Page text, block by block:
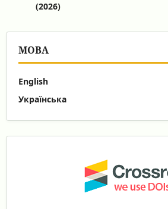
(2026)
МОВА
English
Українська